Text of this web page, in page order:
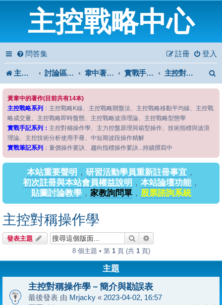
主控戰略中心
問答集 登入
註冊
主控戰略中心 討論區首頁 韋中著作問答區 實戰手記系列 主控對稱操作學
黃韋中的著作(目前共有14本)
主控戰略系列 ：主控戰略K線、主控戰略開盤法、主控戰略移動平均線、主控戰
略成交量、主控戰略即時盤態、主控戰略波浪理論、主控戰略型態學
實戰手記系列： 主控對稱操作學、主力控盤原理與箱型操作、技術指標與波浪
理論、主控技術分析使用手冊、中短期波段操作精解
實戰筆記系列 ：量價操作要訣、趨向指標操作要訣...持續撰寫中
本站重要聲明 ， 研習活動學員重新註冊事宜 ，
初次註冊與本站會員權益說明 ， 本站論壇功能，
貼圖討論教學， 家教詢問單， 股票諮詢系統
主控對稱操作學
發表主題 搜尋
8 個主題 • 第 1頁 (共 1頁)
主題
主控對稱操作學－簡介與勘誤表
最後發表 由 Mrjacky « 2023-04-02, 16:57